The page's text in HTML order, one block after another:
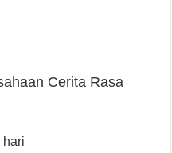
Cerita Rasa
hari